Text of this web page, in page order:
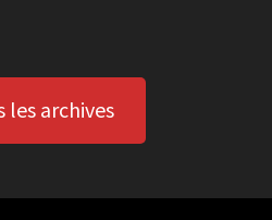
les archives